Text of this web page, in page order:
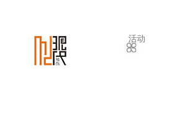
. 活动